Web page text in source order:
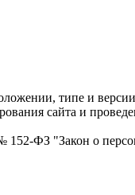
типе и
сайта и
№ 152-ФЗ "Закон о